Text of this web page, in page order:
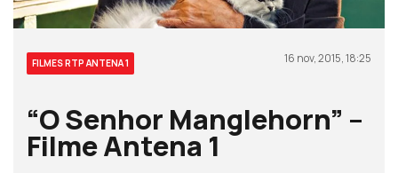
FILMES RTP ANTENA 1 16 nov, 2015, 18:25
“O Senhor Manglehorn” –
Filme Antena 1